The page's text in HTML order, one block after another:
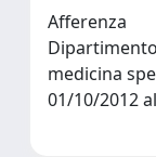
Afferenza
medicina
01/10/2012